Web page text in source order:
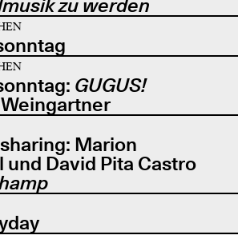
zu werden
GUGUS!
Marion
und David Pita Castro